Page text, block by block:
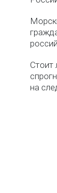
Стоит
на